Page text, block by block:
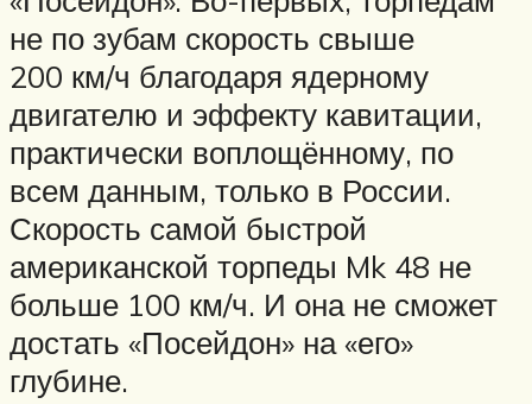
не по зубам скорость свыше
200 км/ч благодаря ядерному
двигателю и эффекту кавитации,
практически воплощённому, по
всем данным, только в России.
Скорость самой быстрой
американской торпеды Mk 48 не
больше 100 км/ч. И она не сможет
достать «Посейдон» на «его»
глубине.